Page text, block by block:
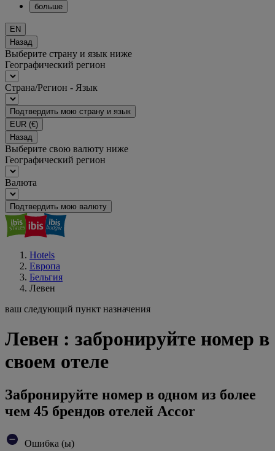
больше
EN
Назад
Выберите страну и язык ниже
Географический регион
Страна/Регион - Язык
Подтвердить мою страну и язык
EUR (€)
Назад
Выберите свою валюту ниже
Географический регион
Валюта
Подтвердить мою валюту
Hotels
Европа
Бельгия
Левен
ваш следующий пункт назначения
Левен : забронируйте номер в
своем отеле
Забронируйте номер в одном из более
чем 45 брендов отелей Accor
Ошибка (ы)